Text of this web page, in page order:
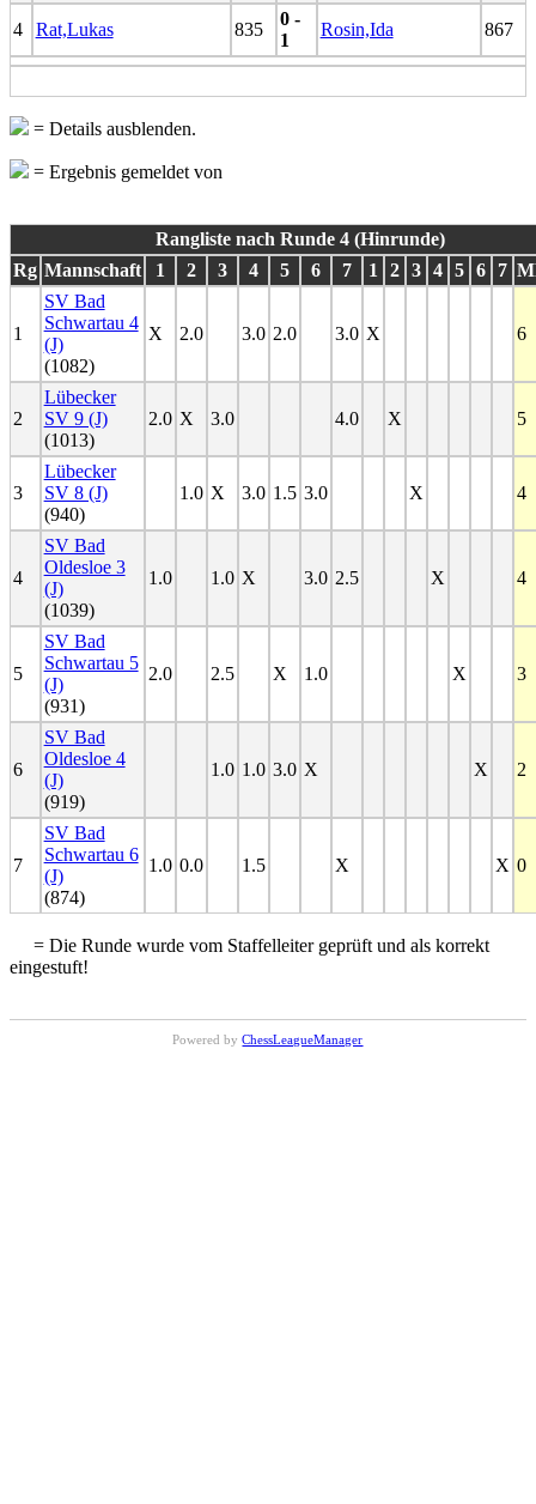
4 Rat,Lukas 835
0 -
1
Rosin,Ida 867
= Details ausblenden.
= Ergebnis gemeldet von
Rangliste nach Runde 4 (Hinrunde)
Rg Mannschaft 1 2 3 4 5 6 7 1 2 3 4 5 6 7
1
SV Bad
Schwartau 4
(J)
(1082)
X 2.0 3.0 2.0 3.0 X 6
2
Lübecker
SV 9 (J)
(1013)
2.0 X 3.0 4.0 X 5
3
Lübecker
SV 8 (J)
(940)
1.0 X 3.0 1.5 3.0 X 4
4
SV Bad
Oldesloe 3
(J)
(1039)
1.0 1.0 X 3.0 2.5 X 4
5
SV Bad
Schwartau 5
(J)
(931)
2.0 2.5 X 1.0 X 3
6
SV Bad
Oldesloe 4
(J)
(919)
1.0 1.0 3.0 X X 2
7
SV Bad
Schwartau 6
(J)
(874)
1.0 0.0 1.5 X X 0
= Die Runde wurde vom Staffelleiter geprüft und als korrekt
eingestuft!
Powered byChessLeagueManager